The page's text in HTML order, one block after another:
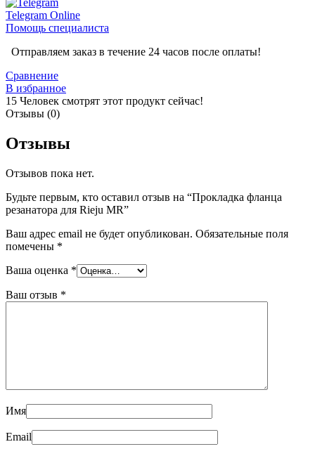
Telegram Online
Помощь специалиста
Отправляем заказ в течение 24 часов после оплаты!
Сравнение
В избранное
15 Человек смотрят этот продукт сейчас!
Отзывы (0)
Отзывы
Отзывов пока нет.
Будьте первым, кто оставил отзыв на “Прокладка фланца
резанатора для Rieju MR”
Ваш адрес email не будет опубликован. Обязательные поля
помечены *
Ваша оценка *
Ваш отзыв *
Имя
Email